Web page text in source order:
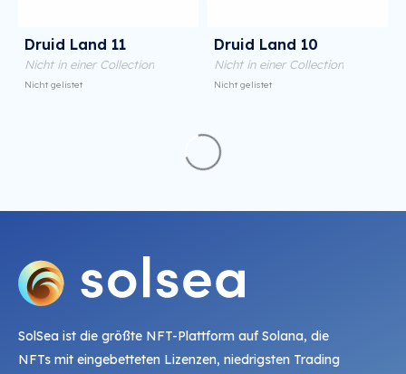
Druid Land 11
Nicht in einer Collection
Nicht gelistet
Druid Land 10
Nicht in einer Collection
Nicht gelistet
SolSea ist die größte NFT-Plattform auf Solana, die
NFTs mit eingebetteten Lizenzen, niedrigsten Trading